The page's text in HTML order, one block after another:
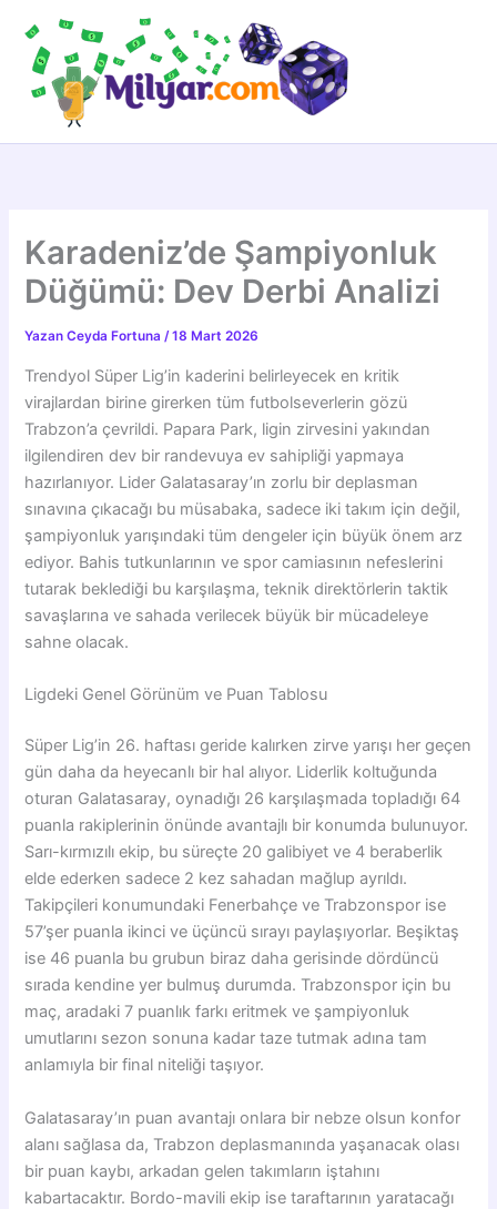
atla
Karadeniz’de Şampiyonluk
Düğümü: Dev Derbi Analizi
Yazan Ceyda Fortuna/18 Mart 2026
Trendyol Süper Lig’in kaderini belirleyecek en kritik
virajlardan birine girerken tüm futbolseverlerin gözü
Trabzon’a çevrildi. Papara Park, ligin zirvesini yakından
ilgilendiren dev bir randevuya ev sahipliği yapmaya
hazırlanıyor. Lider Galatasaray’ın zorlu bir deplasman
sınavına çıkacağı bu müsabaka, sadece iki takım için değil,
şampiyonluk yarışındaki tüm dengeler için büyük önem arz
ediyor. Bahis tutkunlarının ve spor camiasının nefeslerini
tutarak beklediği bu karşılaşma, teknik direktörlerin taktik
savaşlarına ve sahada verilecek büyük bir mücadeleye
sahne olacak.
Ligdeki Genel Görünüm ve Puan Tablosu
Süper Lig’in 26. haftası geride kalırken zirve yarışı her geçen
gün daha da heyecanlı bir hal alıyor. Liderlik koltuğunda
oturan Galatasaray, oynadığı 26 karşılaşmada topladığı 64
puanla rakiplerinin önünde avantajlı bir konumda bulunuyor.
Sarı-kırmızılı ekip, bu süreçte 20 galibiyet ve 4 beraberlik
elde ederken sadece 2 kez sahadan mağlup ayrıldı.
Takipçileri konumundaki Fenerbahçe ve Trabzonspor ise
57’şer puanla ikinci ve üçüncü sırayı paylaşıyorlar. Beşiktaş
ise 46 puanla bu grubun biraz daha gerisinde dördüncü
sırada kendine yer bulmuş durumda. Trabzonspor için bu
maç, aradaki 7 puanlık farkı eritmek ve şampiyonluk
umutlarını sezon sonuna kadar taze tutmak adına tam
anlamıyla bir final niteliği taşıyor.
Galatasaray’ın puan avantajı onlara bir nebze olsun konfor
alanı sağlasa da, Trabzon deplasmanında yaşanacak olası
bir puan kaybı, arkadan gelen takımların iştahını
kabartacaktır. Bordo-mavili ekip ise taraftarının yaratacağı